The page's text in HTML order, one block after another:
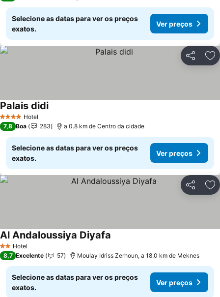
Selecione as datas para ver os preços
exatos.
Ver preços
Partilhar
4 EstrelasHotel
Palais didiVer preços
7,8 Boa 283 a 0.8 km de Centro da cidade
Selecione as datas para ver os preços
exatos.
Ver preços
Partilhar
2 Estrelas
Hotel
Al Andaloussiya Diyafa
8,7 Excelente 57 Moulay Idriss Zerhoun, a 18.0 km de Meknes
Selecione as datas para ver os preços
exatos.
Ver preços